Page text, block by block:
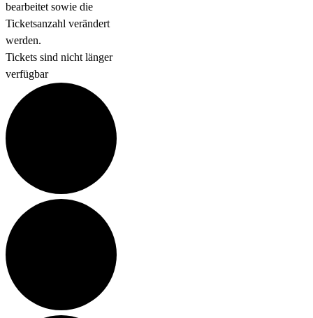
bearbeitet sowie die
Ticketsanzahl verändert
werden.
Tickets sind nicht länger
verfügbar